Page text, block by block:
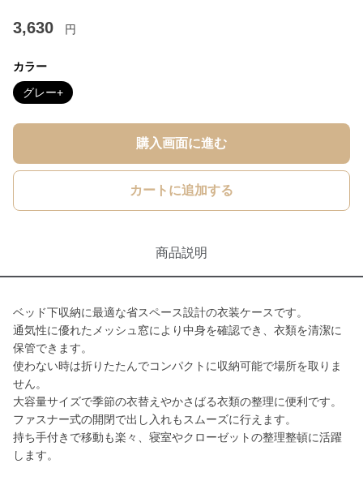
3,630 円
カラー
グレー+
購入画面に進む
カートに追加する
商品説明
ベッド下収納に最適な省スペース設計の衣装ケースです。
通気性に優れたメッシュ窓により中身を確認でき、衣類を清潔に
保管できます。
使わない時は折りたたんでコンパクトに収納可能で場所を取りま
せん。
大容量サイズで季節の衣替えやかさばる衣類の整理に便利です。
ファスナー式の開閉で出し入れもスムーズに行えます。
持ち手付きで移動も楽々、寝室やクローゼットの整理整頓に活躍
します。